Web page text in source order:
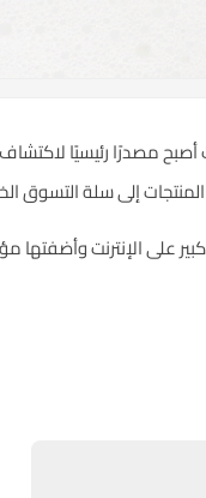
أصبح مصدرًا رئيسيًا
إلى سلة التسوق